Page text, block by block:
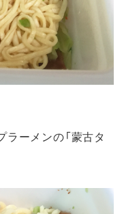
ラーメンの「蒙古タ